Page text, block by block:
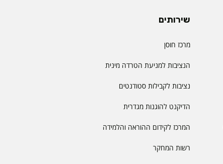
שירותים
מרכז חוסן
הנציבות למניעת הטרדה מינית
נציבות לקבילות סטודנטים
הדיקנט להוגנות מגדרית
המרכז לקידום ההוראה והלמידה
רשות המחקר